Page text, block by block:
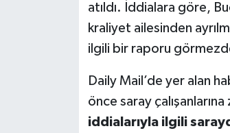
atıldı. İddialara göre,
kraliyet ailesinden
ilgili bir raporu
Daily Mail’de yer alan
önce saray
iddialarıyla ilgili